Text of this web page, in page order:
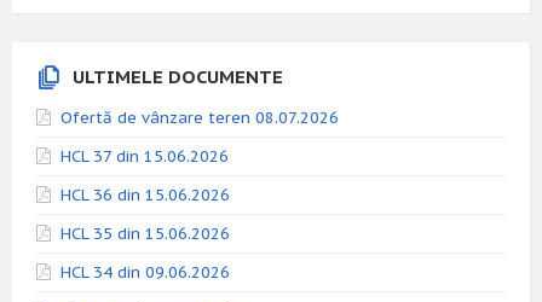
ULTIMELE DOCUMENTE
Ofertă de vânzare teren 08.07.2026
HCL 37 din 15.06.2026
HCL 36 din 15.06.2026
HCL 35 din 15.06.2026
HCL 34 din 09.06.2026